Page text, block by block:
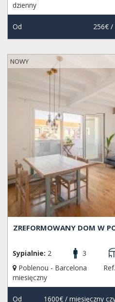
dzienny
Od 256€/
NOWY
ZREFORMOWANY DOM W
Sypialnie: 2 3
Poblenou - Barcelona
miesięczny
Od 1600€/ miesięczny